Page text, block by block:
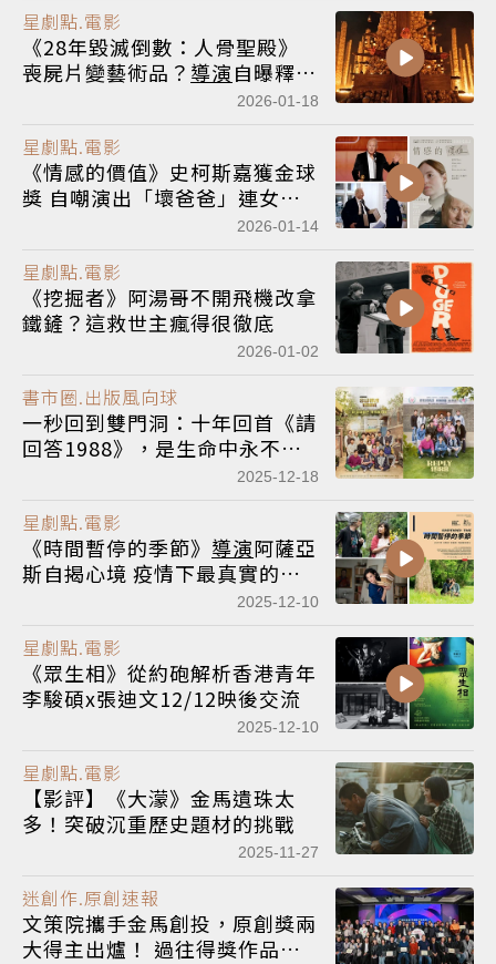
星劇點.電影
《28年毀滅倒數：人骨聖殿》
喪屍片變藝術品？ 導演自曝釋放
2026-01-18
星劇點.電影
《情感的價值》史柯斯嘉獲金球
獎 自嘲演出「壞爸爸」連女兒
2026-01-14
星劇點.電影
《挖掘者》阿湯哥不開飛機改拿
鐵鏟？這救世主瘋得很徹底
2026-01-02
書市圈.出版風向球
一秒回到雙門洞：十年回首《請
回答1988》，是生命中永不褪
2025-12-18
星劇點.電影
《時間暫停的季節》 導演阿薩亞
斯自揭心境 疫情下最真實的孤
2025-12-10
星劇點.電影
《眾生相》從約砲解析香港青年
李駿碩x張迪文12/12映後交流
2025-12-10
星劇點.電影
【影評】《大濛》金馬遺珠太
多！突破沉重歷史題材的挑戰
2025-11-27
迷創作.原創速報
文策院攜手金馬創投，原創獎兩
大得主出爐！ 過往得獎作品邁